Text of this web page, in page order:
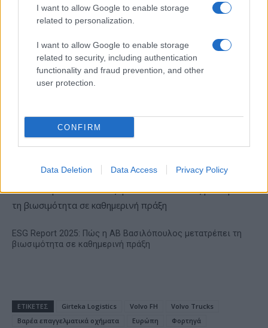
I want to allow Google to enable storage
related to personalization.
I want to allow Google to enable storage
related to security, including authentication
functionality and fraud prevention, and other
user protection.
CONFIRM
Data Deletion Data Access Privacy Policy
της αναδιάρθρωσης
18η συνεχόμενη χρονιά για
τον ΟΤΕ στη διεθνή σειρά
δεικτών FTSE4Good
Alpha Bank: Για πρώτη φορά το Αρχαίο Θέατρο Επιδαύρου
ESG Report 2025: Πώς η ΑΒ Βασιλόπουλος μετατρέπει τη
βιωσιμότητα σε καθημερινή πράξη
ΕΤΙΚΕΤΕΣ Girteka Logistics Volvo FH
Volvo Trucks
Βαρέα επαγγελματικά οχήματα
Ευρώπη Φορτηγά